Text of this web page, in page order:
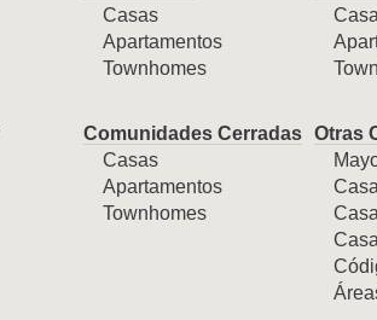
Casas
Apartamentos
Townhomes
Comunidades Cerradas
Casas
Apartamentos
Townhomes
Otras